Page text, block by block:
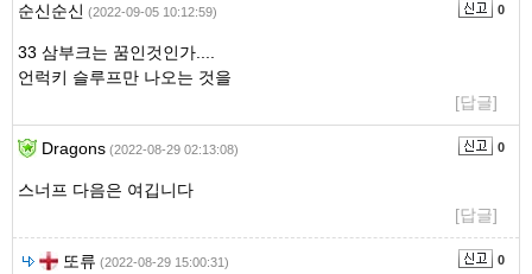
순신순신 (2022-09-05 10:12:59) 0
33 삼부크는 꿈인것인가....
언럭키 슬루프만 나오는 것을
[답글]
Dragons (2022-08-29 02:13:08) 0
스너프 다음은 여깁니다
[답글]
또류 (2022-08-29 15:00:31) 0